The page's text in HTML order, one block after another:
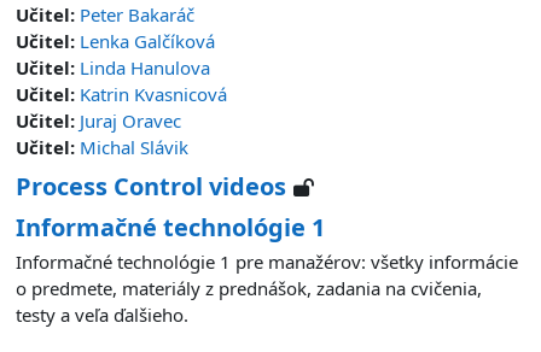
Učitel: Peter Bakaráč
Učitel: Lenka Galčíková
Učitel: Linda Hanulova
Učitel: Katrin Kvasnicová
Učitel: Juraj Oravec
Učitel: Michal Slávik
Process Control videos
Informačné technológie 1
Informačné technológie 1 pre manažérov: všetky informácie
o predmete, materiály z prednášok, zadania na cvičenia,
testy a veľa ďalšieho.